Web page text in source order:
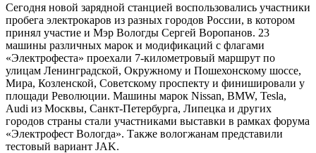
Сегодня новой зарядной станцией воспользовались участники
пробега электрокаров из разных городов России, в котором
принял участие и Мэр Вологды Сергей Воропанов. 23
машины различных марок и модификаций с флагами
«Электрофеста» проехали 7-километровый маршрут по
улицам Ленинградской, Окружному и Пошехонскому шоссе,
Мира, Козленской, Советскому проспекту и финишировали у
площади Революции. Машины марок Nissan, BMW, Tesla,
Audi из Москвы, Санкт-Петербурга, Липецка и других
городов страны стали участниками выставки в рамках форума
«Электрофест Вологда». Также вологжанам представили
тестовый вариант JAK.